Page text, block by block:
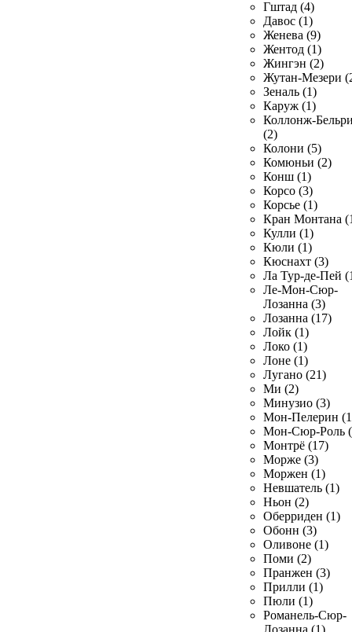
Гштад (4)
Давос (1)
Женева (9)
Жентод (1)
Жингэн (2)
Жутан-Мезери
Зеналь (1)
Каруж (1)
Коллонж-
(2)
Колони (5)
Комюньи (2)
Конш (1)
Корсо (3)
Корсье (1)
Кран Монтана
Кулли (1)
Кюли (1)
Кюснахт (3)
Ла Тур-де-Пей
Ле-Мон-Сюр-
Лозанна (3)
Лозанна (17)
Лойк (1)
Локо (1)
Лоне (1)
Лугано (21)
Ми (2)
Минузио (3)
Мон-Пелерин
Мон-Сюр-Роль
Монтрё (17)
Морже (3)
Моржен (1)
Невшатель (1)
Ньон (2)
Оберриден (1)
Обонн (3)
Оливоне (1)
Поми (2)
Пранжен (3)
Прилли (1)
Пюли (1)
Романель-Сюр-
Лозанна (1)